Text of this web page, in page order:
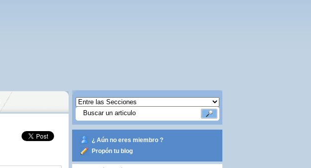
¿ Aún no eres miembro ?
Propón tu blog